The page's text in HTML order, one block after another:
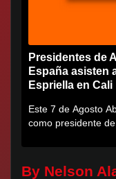
Presidentes de
España asisten
Espriella en Cali
Este 7 de Agosto
como presidente
By Nelson